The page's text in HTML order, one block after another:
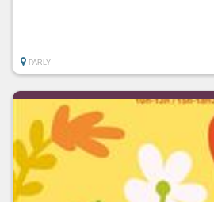
PARLY